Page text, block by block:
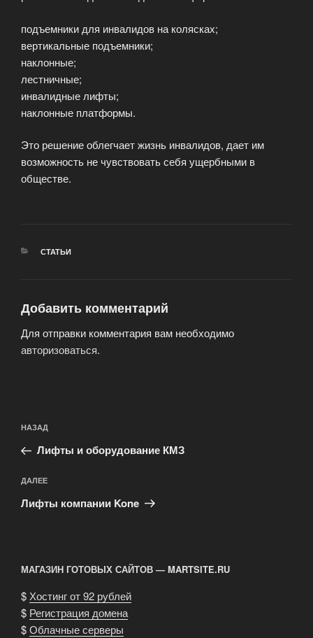
подъемники для инвалидов на колясках;
вертикальные подъемники;
наклонные;
лестничные;
инвалидные лифты;
наклонные платформы.
Это решение облегчает жизнь инвалидов, дает им
возможность не чувствовать себя ущербными в
обществе.
РУБРИКИ
СТАТЬИ
Добавить комментарий
Для отправки комментария вам необходимо
авторизоваться.
по
записям
Предыдущая
запись:
НАЗАД
Лифты и оборудование КМЗ
Следующая
запись
ДАЛЕЕ
Лифты компании Kone
МАГАЗИН ГОТОВЫХ САЙТОВ — MARTSITE.RU
$Хостинг от 92 рублей
$ Регистрация домена
$Облачные серверы